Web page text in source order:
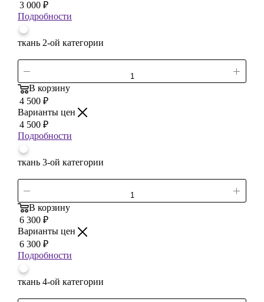
3 000 ₽
Подробности
ткань 2-ой категории
В корзину
4 500 ₽
Варианты цен
4 500 ₽
Подробности
ткань 3-ой категории
В корзину
6 300 ₽
Варианты цен
6 300 ₽
Подробности
ткань 4-ой категории